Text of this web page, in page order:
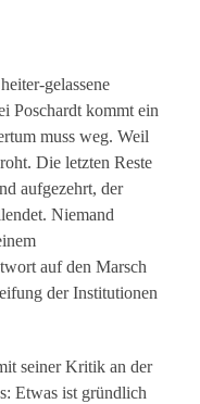
gelassene
Poschardt kommt ein
muss weg. Weil
Die letzten Reste
aufgezehrt, der
Niemand
auf den Marsch
der Institutionen
seiner Kritik an der
Etwas ist gründlich